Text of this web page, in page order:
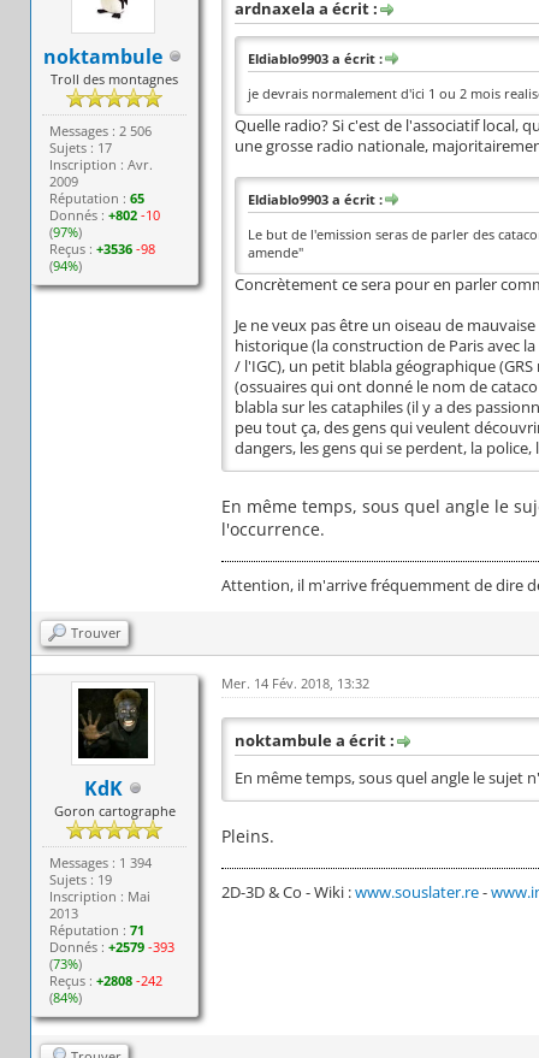
noktambule
Troll des montagnes
Messages : 2 506
Sujets : 17
Inscription : Avr.
2009
Réputation :65
Donnés :+802 -10
(97%)
Reçus :+3536 -98
(94%)
ardnaxela a écrit :
Eldiablo9903 a écrit :
je devrais normalement d'ici 1 ou 2 mois
Quelle radio? Si c'est de l'associatif local,
une grosse radio nationale,
Eldiablo9903 a écrit :
Le but de l'emission seras de parler des
amende"
Concrètement ce sera pour en parler
Je ne veux pas être un oiseau de
historique (la construction de Paris avec
/ l'IGC), un petit blabla géographique
(ossuaires qui ont donné le nom de
blabla sur les cataphiles (il y a des
peu tout ça, des gens qui veulent
dangers, les gens qui se perdent, la
En même temps, sous quel angle le
l'occurrence.
Attention, il m'arrive fréquemment de dire
Trouver
KdK
Goron cartographe
Messages : 1 394
Sujets : 19
Inscription : Mai
2013
Réputation :71
Donnés :+2579 -393
(73%)
Reçus :+2808 -242
(84%)
Mer. 14 Fév. 2018, 13:32
noktambule a écrit :
En même temps, sous quel angle le sujet
Pleins.
2D-3D & Co - Wiki :www.souslater.re-